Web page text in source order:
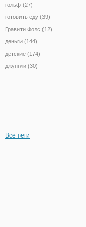
гольф (27)
готовить еду (39)
Гравити Фолс (12)
деньги (144)
детские (174)
джунгли (30)
Все теги